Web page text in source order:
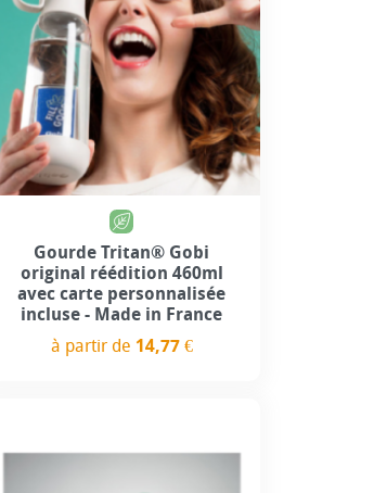
Personnalisation incluse
+4
Gourde Tritan® Gobi
original réédition 460ml
avec carte personnalisée
incluse - Made in France
à partir de 14,77 €